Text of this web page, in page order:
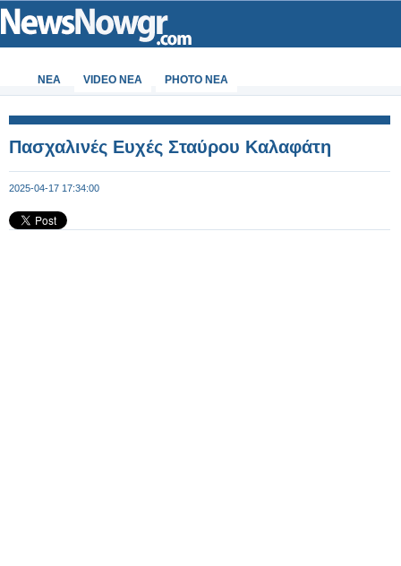
ΝΕΑ VIDEO NEA PHOTO NEA
Πασχαλινές Ευχές Σταύρου Καλαφάτη
2025-04-17 17:34:00